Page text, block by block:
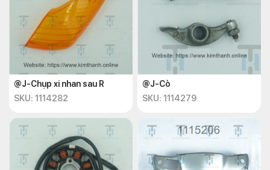
@J-Chụp xi nhan sau R
SKU: 1114282
@J-Cò
SKU: 1114279